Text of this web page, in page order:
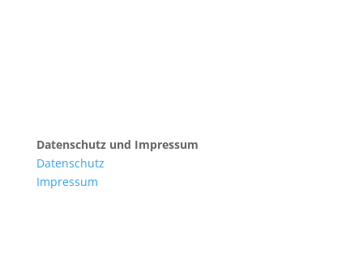
Datenschutz und Impressum
Datenschutz
Impressum